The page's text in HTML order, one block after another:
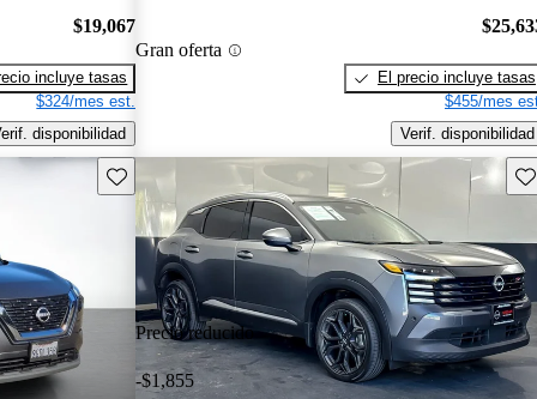
$19,067
incluye tasas
$324/mes est.
disponibilidad
Gran oferta
El precio incluye tasas
$455/mes
Verif. disponibilidad
Guarda este Aviso
Precio reducido
-$1,855